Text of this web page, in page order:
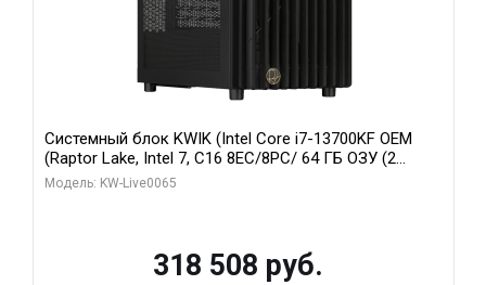
Системный блок KWIK (Intel Core i7-13700KF OEM
(Raptor Lake, Intel 7, C16 8EC/8PC/ 64 ГБ ОЗУ (2
модуля)/ ASUS RTX5080 PROART OC 16GB GDDR7
Модель: KW-Live0065
318 508 руб.